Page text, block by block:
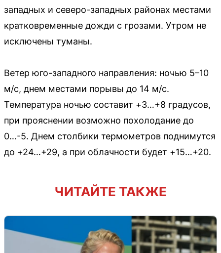
западных и северо-западных районах местами
кратковременные дожди с грозами. Утром не
исключены туманы.
Ветер юго-западного направления: ночью 5–10
м/с, днем местами порывы до 14 м/с.
Температура ночью составит +3…+8 градусов,
при прояснении возможно похолодание до
0…-5. Днем столбики термометров поднимутся
до +24…+29, а при облачности будет +15…+20.
ЧИТАЙТЕ ТАКЖЕ